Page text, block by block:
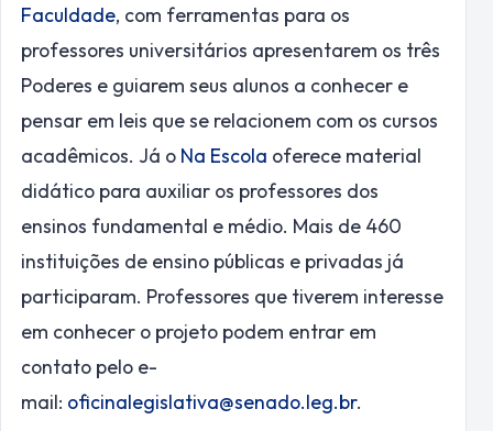
Faculdade, com ferramentas para os
professores universitários apresentarem os três
Poderes e guiarem seus alunos a conhecer e
pensar em leis que se relacionem com os cursos
acadêmicos. Já o Na Escola oferece material
didático para auxiliar os professores dos
ensinos fundamental e médio. Mais de 460
instituições de ensino públicas e privadas já
participaram. Professores que tiverem interesse
em conhecer o projeto podem entrar em
contato pelo e-
mail: oficinalegislativa@senado.leg.br.